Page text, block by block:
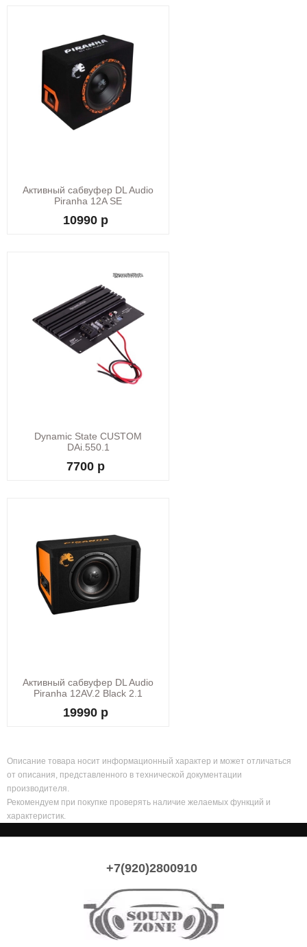
Активный сабвуфер DL Audio
Piranha 12A SE
10990 р
Dynamic State CUSTOM
DAi.550.1
7700 р
Активный сабвуфер DL Audio
Piranha 12AV.2 Black 2.1
19990 р
Описание товара носит информационный характер и может отличаться
от описания, представленного в технической документации
производителя.
Рекомендуем при покупке проверять наличие желаемых функций и
характеристик.
+7(920)2800910